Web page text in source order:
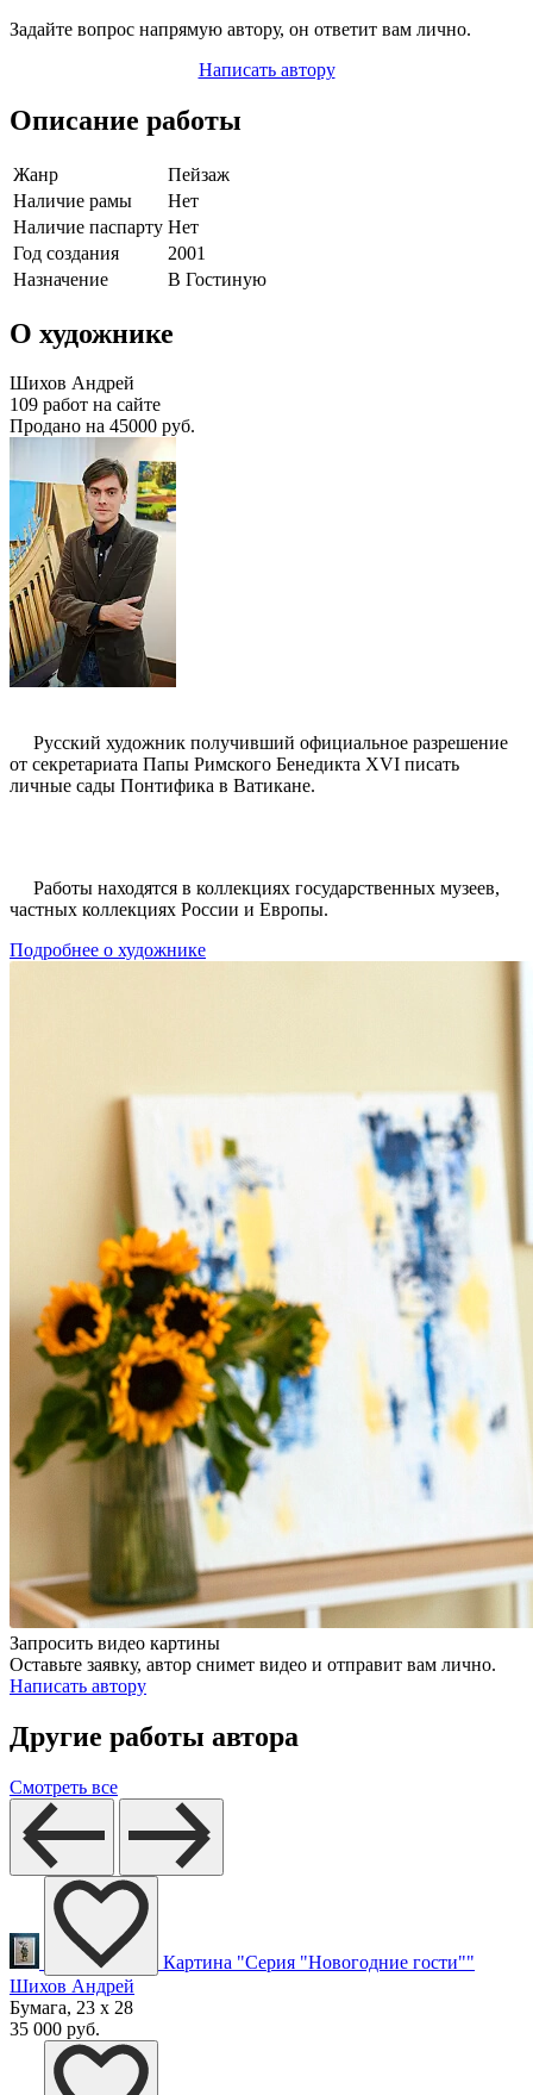
Задайте вопрос напрямую автору, он ответит вам лично.
Написать автору
Описание работы
Жанр
Пейзаж
Наличие рамы
Нет
Наличие паспарту Нет
Год создания
2001
Назначение
В Гостиную
О художнике
Шихов Андрей
109 работ на сайте
Продано на 45000 руб.
Русский художник получивший официальное разрешение
от секретариата Папы Римского Бенедикта XVI писать
личные сады Понтифика в Ватикане.
Работы находятся в коллекциях государственных музеев,
частных коллекциях России и Европы.
Подробнее о художнике
Запросить видео картины
Оставьте заявку, автор снимет видео и отправит вам лично.
Написать автору
Другие работы автора
Смотреть все
Картина "Серия "Новогодние гости""
Шихов Андрей
Бумага, 23 x 28
35 000 руб.